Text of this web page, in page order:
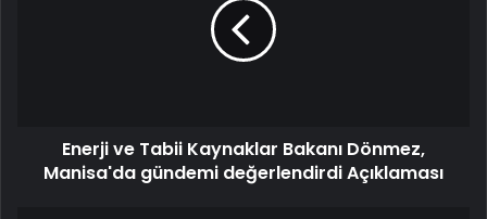
Enerji ve Tabii Kaynaklar Bakanı Dönmez,
Manisa'da gündemi değerlendirdi Açıklaması